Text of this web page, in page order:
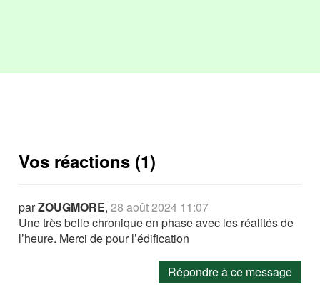
Vos réactions (1)
parZOUGMORE,28 août 2024 11:07
Une très belle chronique en phase avec les réalités de
l’heure. Merci de pour l’édification
Répondre à ce message